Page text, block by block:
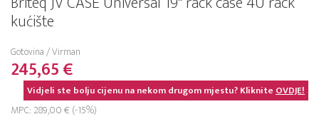
kućište
Gotovina / Virman
245,65 €
Vidjeli ste bolju cijenu na nekom drugom mjestu? KlikniteOVDJE!
MPC: 289,00 € (-15%)